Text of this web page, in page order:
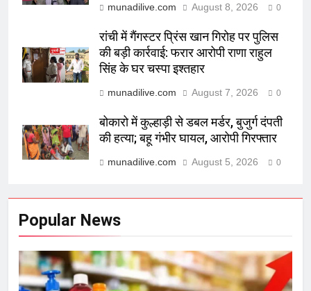
munadilive.com August 8, 2026 0
रांची में गैंगस्टर प्रिंस खान गिरोह पर पुलिस
की बड़ी कार्रवाई: फरार आरोपी राणा राहुल
सिंह के घर चस्पा इश्तहार
munadilive.com August 7, 2026 0
बोकारो में कुल्हाड़ी से डबल मर्डर, बुजुर्ग दंपती
की हत्या; बहू गंभीर घायल, आरोपी गिरफ्तार
munadilive.com August 5, 2026 0
Popular News